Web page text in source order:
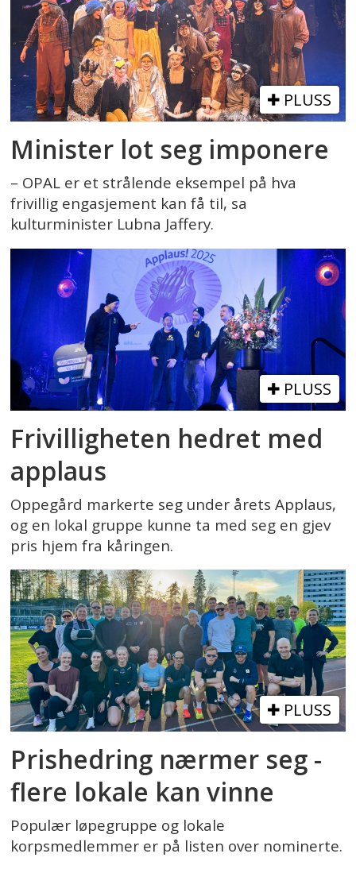
PLUSS
Minister lot seg imponere
– OPAL er et strålende eksempel på hva
frivillig engasjement kan få til, sa
kulturminister Lubna Jaffery.
PLUSS
Frivilligheten hedret med
applaus
Oppegård markerte seg under årets Applaus,
og en lokal gruppe kunne ta med seg en gjev
pris hjem fra kåringen.
PLUSS
Prishedring nærmer seg -
flere lokale kan vinne
Populær løpegruppe og lokale
korpsmedlemmer er på listen over nominerte.